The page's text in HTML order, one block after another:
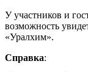
У участников и
возможность
«Уралхим».
Справка: